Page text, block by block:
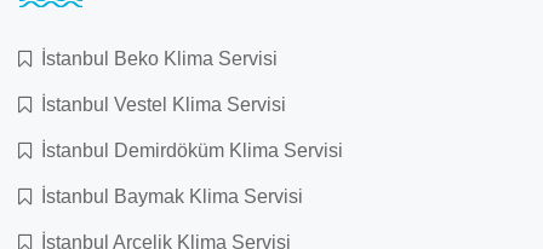
İstanbul Beko Klima Servisi
İstanbul Vestel Klima Servisi
İstanbul Demirdöküm Klima Servisi
İstanbul Baymak Klima Servisi
İstanbul Arçelik Klima Servisi